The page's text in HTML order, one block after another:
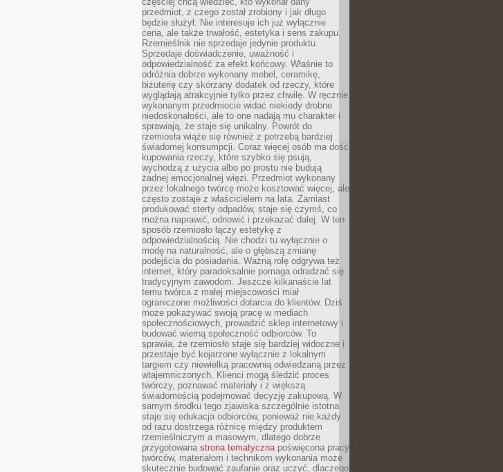
przedmiot, z czego został zrobiony i jak długo
będzie służył. Nie interesuje ich już wyłącznie
cena, ale także trwałość, estetyka i sens zakupu.
Rzemieślnik nie sprzedaje jedynie produktu.
Sprzedaje doświadczenie, uważność i
odpowiedzialność za efekt końcowy. Właśnie to
odróżnia dobrze wykonany mebel, ceramikę,
biżuterię czy skórzany dodatek od rzeczy, które
wyglądają atrakcyjnie tylko przez chwilę. W ręcznie
wykonanym przedmiocie widać niekiedy drobne
niedoskonałości, ale to one nadają mu charakter i
sprawiają, że staje się unikalny. Powrót do
rzemiosła wiąże się również z potrzebą bardziej
świadomej konsumpcji. Coraz więcej osób ma dość
kupowania rzeczy, które szybko się psują,
wychodzą z użycia albo po prostu nie budują
żadnej emocjonalnej więzi. Przedmiot wykonany
przez lokalnego twórcę może kosztować więcej, ale
często zostaje z właścicielem na lata. Zamiast
produkować sterty odpadów, staje się czymś, co
można naprawić, odnowić i przekazać dalej. W ten
sposób rzemiosło łączy estetykę z
odpowiedzialnością. Nie chodzi tu wyłącznie o
modę na naturalność, ale o głębszą zmianę
podejścia do posiadania. Ważną rolę odgrywa też
internet, który paradoksalnie pomaga odradzać się
tradycyjnym zawodom. Jeszcze kilkanaście lat
temu twórca z małej miejscowości miał
ograniczone możliwości dotarcia do klientów. Dziś
może pokazywać swoją pracę w mediach
społecznościowych, prowadzić sklep internetowy i
budować wierną społeczność odbiorców. To
sprawia, że rzemiosło staje się bardziej widoczne i
przestaje być kojarzone wyłącznie z lokalnym
targiem czy niewielką pracownią odwiedzaną przez
wtajemniczonych. Klienci mogą śledzić proces
twórczy, poznawać materiały i z większą
świadomością podejmować decyzję zakupową. W
samym środku tego zjawiska szczególnie istotna
staje się edukacja odbiorców, ponieważ nie każdy
od razu dostrzega różnicę między produktem
rzemieślniczym a masowym, dlatego dobrze
przygotowana strona tematycznapoświęcona pracy
twórców, materiałom i technikom wykonania może
skutecznie budować zaufanie oraz uczyć, dlaczego